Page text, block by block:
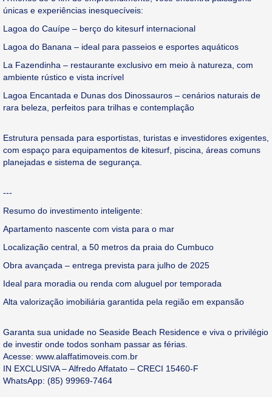
únicas e experiências inesquecíveis:
Lagoa do Cauípe – berço do kitesurf internacional
Lagoa do Banana – ideal para passeios e esportes aquáticos
La Fazendinha – restaurante exclusivo em meio à natureza, com
ambiente rústico e vista incrível
Lagoa Encantada e Dunas dos Dinossauros – cenários naturais de
rara beleza, perfeitos para trilhas e contemplação
Estrutura pensada para esportistas, turistas e investidores exigentes,
com espaço para equipamentos de kitesurf, piscina, áreas comuns
planejadas e sistema de segurança.
---
Resumo do investimento inteligente:
Apartamento nascente com vista para o mar
Localização central, a 50 metros da praia do Cumbuco
Obra avançada – entrega prevista para julho de 2025
Ideal para moradia ou renda com aluguel por temporada
Alta valorização imobiliária garantida pela região em expansão
Garanta sua unidade no Seaside Beach Residence e viva o privilégio
de investir onde todos sonham passar as férias.
Acesse: www.alaffatimoveis.com.br
IN EXCLUSIVA – Alfredo Affatato – CRECI 15460-F
WhatsApp: (85) 99969-7464